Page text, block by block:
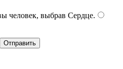
человек, выбрав Сердце.